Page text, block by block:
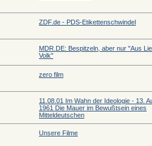
ZDF.de - PDS-Etikettenschwindel
MDR.DE: Bespitzeln, aber nur "Aus
Volk"
zero film
11.08.01 Im Wahn der Ideologie - 13.
1961 Die Mauer im Bewußtsein eines
Mitteldeutschen
Unsere Filme